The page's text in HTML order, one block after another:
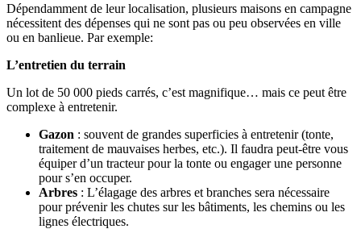
Dépendamment de leur localisation, plusieurs maisons en campagne
nécessitent des dépenses qui ne sont pas ou peu observées en ville
ou en banlieue. Par exemple:
L’entretien du terrain
Un lot de 50 000 pieds carrés, c’est magnifique… mais ce peut être
complexe à entretenir.
Gazon : souvent de grandes superficies à entretenir (tonte,
traitement de mauvaises herbes, etc.). Il faudra peut-être vous
équiper d’un tracteur pour la tonte ou engager une personne
pour s’en occuper.
Arbres : L’élagage des arbres et branches sera nécessaire
pour prévenir les chutes sur les bâtiments, les chemins ou les
lignes électriques.